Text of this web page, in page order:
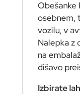
Obešanke
osebnem,
vozilu, v
Nalepka z
na
dišavo
Izbirate